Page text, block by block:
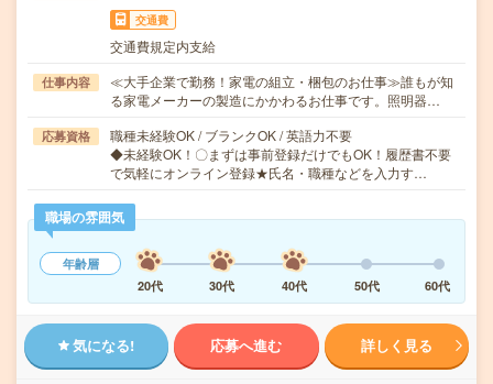
交通費
交通費規定内支給
仕事内容
≪大手企業で勤務！家電の組立・梱包のお仕事≫誰もが知
る家電メーカーの製造にかかわるお仕事です。照明器…
応募資格
職種未経験OK / ブランクOK / 英語力不要
◆未経験OK！〇まずは事前登録だけでもOK！履歴書不要
で気軽にオンライン登録★氏名・職種などを入力す…
職場の雰囲気
年齢層
20代
30代 40代 50代 60代
気になる! 応募へ進む 詳しく見る